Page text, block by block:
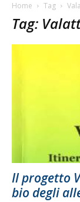
Home Tag
Tag:
Il progetto
bio degli